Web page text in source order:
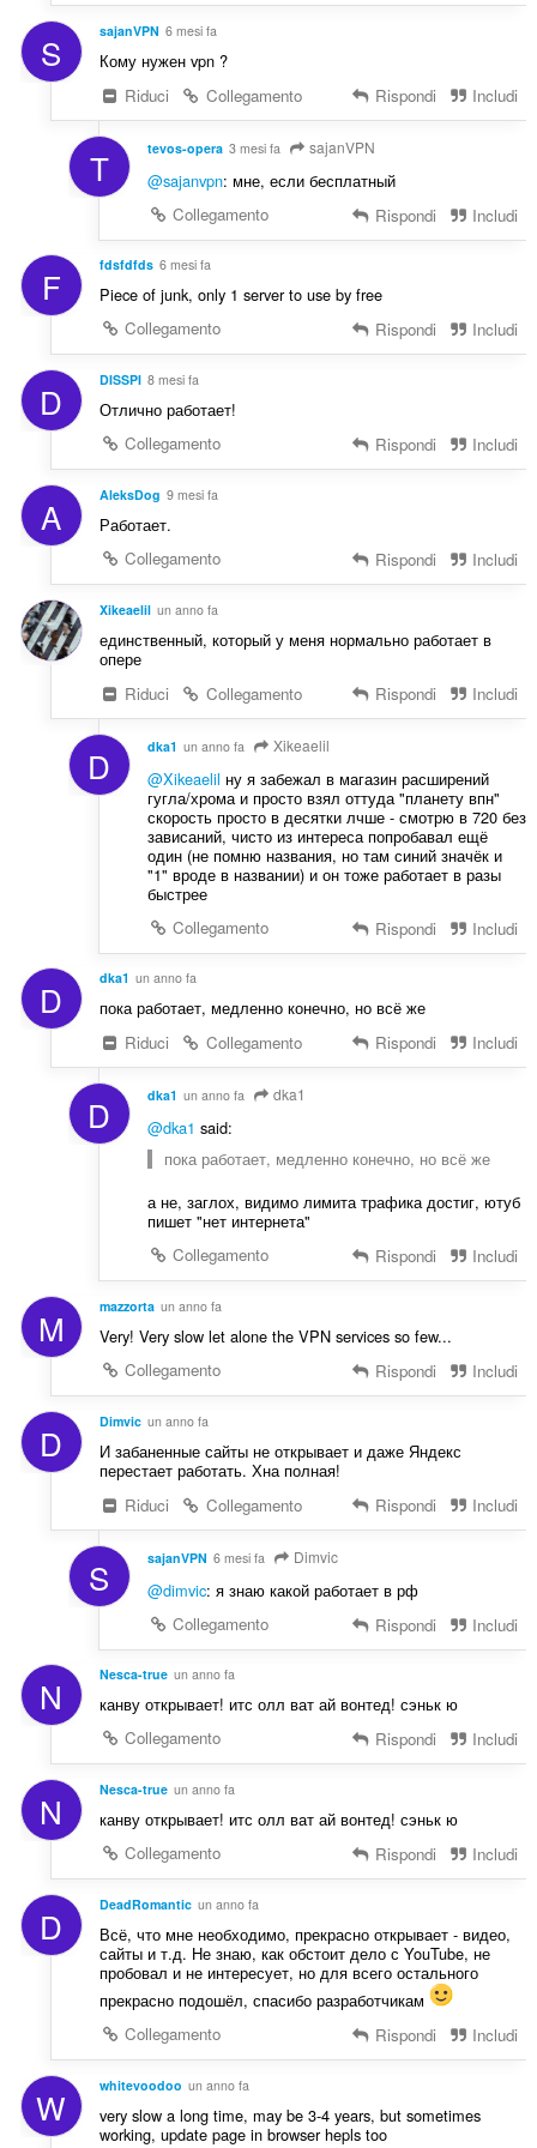
z
:
S sajanVPN 6 mesi fa
Кому нужен vpn ?
Riduci
Collegamento Rispondi Includi
T tevos-opera 3 mesi fa sajanVPN
@sajanvpn: мне, если бесплатный
Collegamento
Rispondi Includi
F fdsfdfds 6 mesi fa
Piece of junk, only 1 server to use by free
Collegamento
Rispondi Includi
D DISSPI 8 mesi fa
Отлично работает!
Collegamento
Rispondi Includi
A AleksDog 9 mesi fa
Работает.
Collegamento
Rispondi Includi
Xikeaelil un anno fa
единственный, который у меня нормально работает в
опере
Riduci
Collegamento Rispondi Includi
D dka1 un anno fa Xikeaelil
@Xikeaelil ну я забежал в магазин расширений
гугла/хрома и просто взял оттуда "планету впн"
скорость просто в десятки лчше - смотрю в 720 без
зависаний, чисто из интереса попробавал ещё
один (не помню названия, но там синий значёк и
"1" вроде в названии) и он тоже работает в разы
быстрее
Collegamento
Rispondi Includi
D dka1 un anno fa
пока работает, медленно конечно, но всё же
Riduci
Collegamento Rispondi Includi
D dka1 un anno fa dka1
@dka1 said:
пока работает, медленно конечно, но всё же
а не, заглох, видимо лимита трафика достиг, ютуб
пишет "нет интернета"
Collegamento
Rispondi Includi
M mazzorta un anno fa
Very! Very slow let alone the VPN services so few...
Collegamento
Rispondi Includi
D Dimvic un anno fa
И забаненные сайты не открывает и даже Яндекс
перестает работать. Хна полная!
Riduci
Collegamento Rispondi Includi
S sajanVPN 6 mesi fa Dimvic
@dimvic: я знаю какой работает в рф
Collegamento
Rispondi Includi
N Nesca-true un anno fa
канву открывает! итс олл ват ай вонтед! сэньк ю
Collegamento
Rispondi Includi
N Nesca-true un anno fa
канву открывает! итс олл ват ай вонтед! сэньк ю
Collegamento
Rispondi Includi
D DeadRomantic un anno fa
Всё, что мне необходимо, прекрасно открывает - видео,
сайты и т.д. Не знаю, как обстоит дело с YouTube, не
пробовал и не интересует, но для всего остального
прекрасно подошёл, спасибо разработчикам
Collegamento
Rispondi Includi
W whitevoodoo un anno fa
very slow a long time, may be 3-4 years, but sometimes
working, update page in browser hepls too